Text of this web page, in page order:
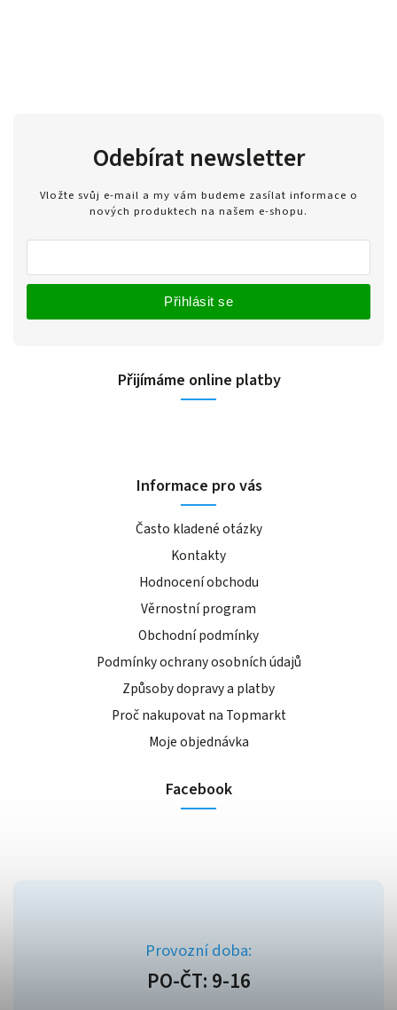
Odebírat newsletter
Vložte svůj e-mail a my vám budeme zasílat informace o
nových produktech na našem e-shopu.
Přihlásit se
Přijímáme online platby
Informace pro vás
Často kladené otázky
Kontakty
Hodnocení obchodu
Věrnostní program
Obchodní podmínky
Podmínky ochrany osobních údajů
Způsoby dopravy a platby
Proč nakupovat na Topmarkt
Moje objednávka
Facebook